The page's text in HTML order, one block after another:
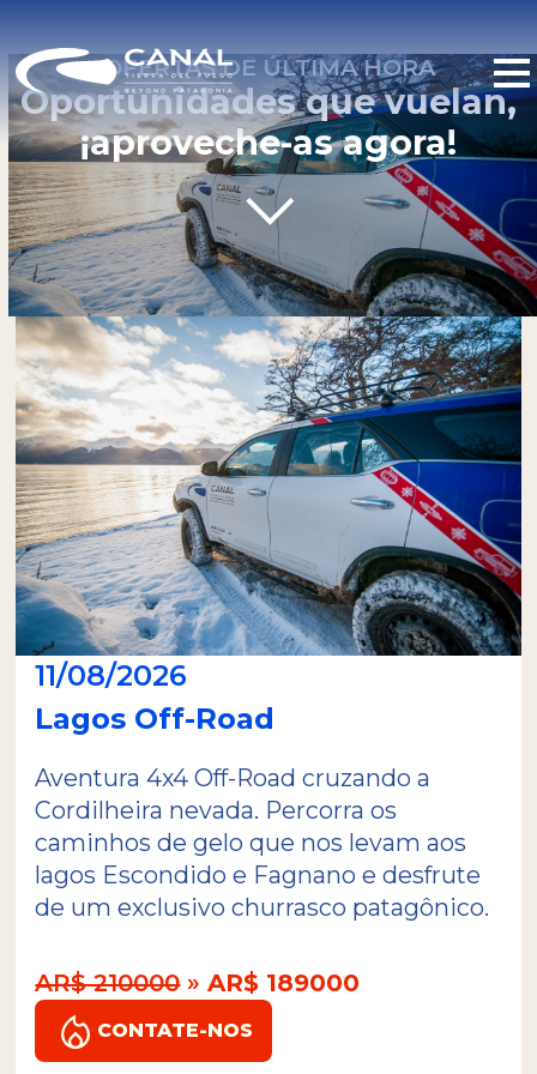
OFERTAS DE ÚLTIMA HORA
Oportunidades que vuelan,
¡aproveche-as agora!
11/08/2026
Lagos Off-Road
Aventura 4x4 Off-Road cruzando a
Cordilheira nevada. Percorra os
caminhos de gelo que nos levam aos
lagos Escondido e Fagnano e desfrute
de um exclusivo churrasco patagônico.
AR$ 210000»AR$ 189000
CONTATE-NOS